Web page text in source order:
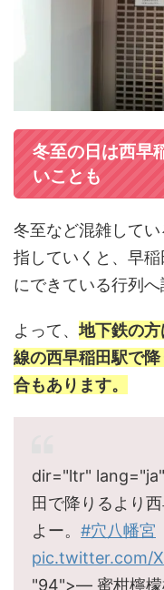
冬至の日は西早
いことも
冬至など混雑して
指していくと、早
にできている行列へ
よって、地下鉄の
線の西早稲田駅で
合もあります。
dir="ltr"
田で降りるより
よー。 #穴八幡宮
pic.twitter.com/
"94">— 蜜柑檸檬